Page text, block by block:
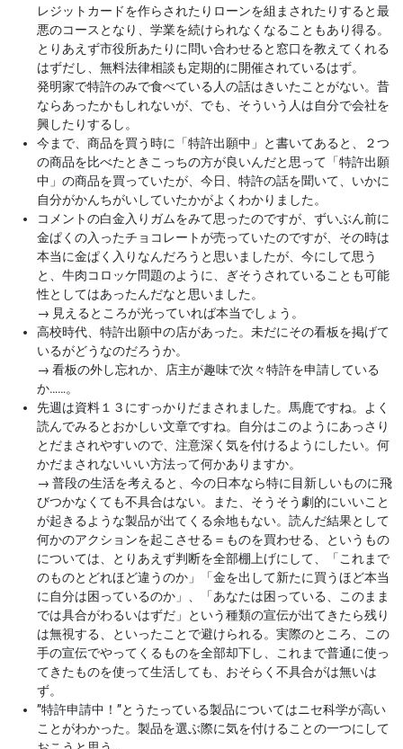
レジットカードを作らされたりローンを組まされたりすると最
悪のコースとなり、学業を続けられなくなることもあり得る。
とりあえず市役所あたりに問い合わせると窓口を教えてくれる
はずだし、無料法律相談も定期的に開催されているはず。
発明家で特許のみで食べている人の話はきいたことがない。昔
ならあったかもしれないが、でも、そういう人は自分で会社を
興したりするし。
今まで、商品を買う時に「特許出願中」と書いてあると、２つ
の商品を比べたときこっちの方が良いんだと思って「特許出願
中」の商品を買っていたが、今日、特許の話を聞いて、いかに
自分がかんちがいしていたかがよくわかりました。
コメントの白金入りガムをみて思ったのですが、ずいぶん前に
金ぱくの入ったチョコレートが売っていたのですが、その時は
本当に金ぱく入りなんだろうと思いましたが、今にして思う
と、牛肉コロッケ問題のように、ぎそうされていることも可能
性としてはあったんだなと思いました。
→ 見えるところが光っていれば本当でしょう。
高校時代、特許出願中の店があった。未だにその看板を掲げて
いるがどうなのだろうか。
→ 看板の外し忘れか、店主が趣味で次々特許を申請している
か……。
先週は資料１３にすっかりだまされました。馬鹿ですね。よく
読んでみるとおかしい文章ですね。自分はこのようにあっさり
とだまされやすいので、注意深く気を付けるようにしたい。何
かだまされないいい方法って何かありますか。
→ 普段の生活を考えると、今の日本なら特に目新しいものに飛
びつかなくても不具合はない。また、そうそう劇的にいいこと
が起きるような製品が出てくる余地もない。読んだ結果として
何かのアクションを起こさせる＝ものを買わせる、というもの
については、とりあえず判断を全部棚上げにして、「これまで
のものとどれほど違うのか」「金を出して新たに買うほど本当
に自分は困っているのか」、「あなたは困っている、このまま
では具合がわるいはずだ」という種類の宣伝が出てきたら残り
は無視する、といったことで避けられる。実際のところ、この
手の宣伝でやってくるものを全部却下し、これまで普通に使っ
てきたものを使って生活しても、おそらく不具合がは無いは
ず。
”特許申請中！”とうたっている製品についてはニセ科学が高い
ことがわかった。製品を選ぶ際に気を付けることの一つにして